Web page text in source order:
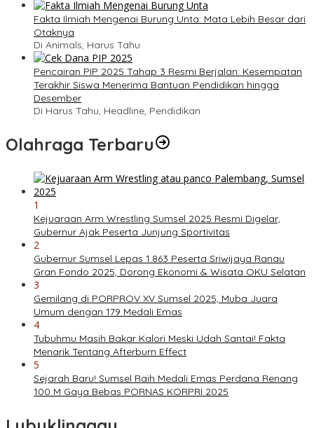
Fakta Ilmiah Mengenai Burung Unta: Mata Lebih Besar dari
Otaknya
Di Animals, Harus Tahu
Pencairan PIP 2025 Tahap 3 Resmi Berjalan: Kesempatan
Terakhir Siswa Menerima Bantuan Pendidikan hingga
Desember
Di Harus Tahu, Headline, Pendidikan
Olahraga Terbaru
1
Kejuaraan Arm Wrestling Sumsel 2025 Resmi Digelar,
Gubernur Ajak Peserta Junjung Sportivitas
2
Gubernur Sumsel Lepas 1.863 Peserta Sriwijaya Ranau
Gran Fondo 2025, Dorong Ekonomi & Wisata OKU Selatan
3
Gemilang di PORPROV XV Sumsel 2025, Muba Juara
Umum dengan 179 Medali Emas
4
Tubuhmu Masih Bakar Kalori Meski Udah Santai! Fakta
Menarik Tentang Afterburn Effect
5
Sejarah Baru! Sumsel Raih Medali Emas Perdana Renang
100 M Gaya Bebas PORNAS KORPRI 2025